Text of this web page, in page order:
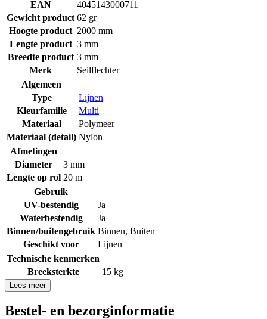
EAN
4045143000711
Gewicht product 62 gr
Hoogte product 2000 mm
Lengte product 3 mm
Breedte product 3 mm
Merk
Seilflechter
Algemeen
Type
Lijnen
Kleurfamilie
Multi
Materiaal
Polymeer
Materiaal (detail) Nylon
Afmetingen
Diameter
3 mm
Lengte op rol 20 m
Gebruik
UV-bestendig
Ja
Waterbestendig
Ja
Binnen/buitengebruik Binnen, Buiten
Geschikt voor
Lijnen
Technische kenmerken
Breeksterkte
15 kg
Lees meer
Bestel- en bezorginformatie